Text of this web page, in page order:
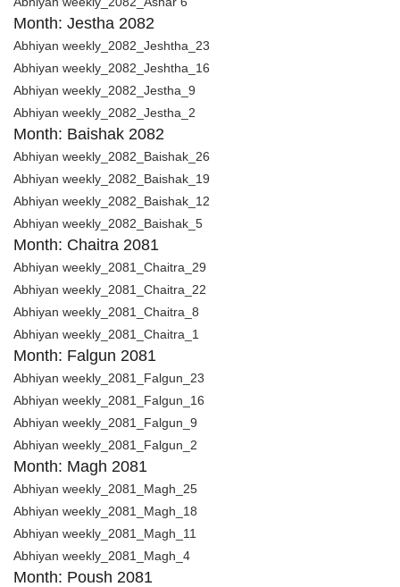
Month: Jestha 2082
Abhiyan weekly_2082_Jeshtha_23
Abhiyan weekly_2082_Jeshtha_16
Abhiyan weekly_2082_Jestha_9
Abhiyan weekly_2082_Jestha_2
Month: Baishak 2082
Abhiyan weekly_2082_Baishak_26
Abhiyan weekly_2082_Baishak_19
Abhiyan weekly_2082_Baishak_12
Abhiyan weekly_2082_Baishak_5
Month: Chaitra 2081
Abhiyan weekly_2081_Chaitra_29
Abhiyan weekly_2081_Chaitra_22
Abhiyan weekly_2081_Chaitra_8
Abhiyan weekly_2081_Chaitra_1
Month: Falgun 2081
Abhiyan weekly_2081_Falgun_23
Abhiyan weekly_2081_Falgun_16
Abhiyan weekly_2081_Falgun_9
Abhiyan weekly_2081_Falgun_2
Month: Magh 2081
Abhiyan weekly_2081_Magh_25
Abhiyan weekly_2081_Magh_18
Abhiyan weekly_2081_Magh_11
Abhiyan weekly_2081_Magh_4
Month: Poush 2081